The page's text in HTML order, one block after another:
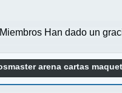
Miembros Han dado un
arena cartas